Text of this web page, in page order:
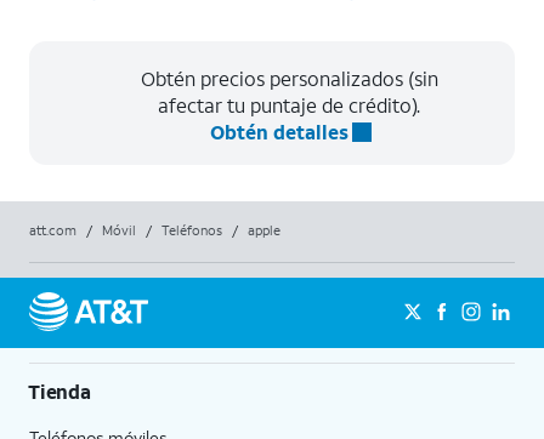
Obtén precios personalizados (sin
afectar tu puntaje de crédito).
Obtén detalles
att.com / Móvil / Teléfonos / apple
Tienda